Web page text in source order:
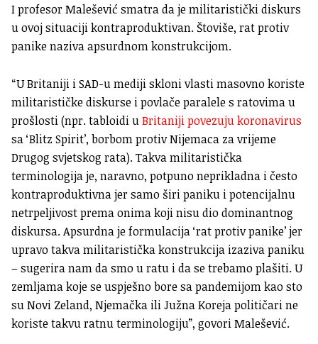
I profesor Malešević smatra da je militaristički diskurs
u ovoj situaciji kontraproduktivan. Štoviše, rat protiv
panike naziva apsurdnom konstrukcijom.
“U Britaniji i SAD-u mediji skloni vlasti masovno koriste
militarističke diskurse i povlače paralele s ratovima u
prošlosti (npr. tabloidi uBritaniji povezuju koronavirus
sa ‘Blitz Spirit’, borbom protiv Nijemaca za vrijeme
Drugog svjetskog rata). Takva militaristička
terminologija je, naravno, potpuno neprikladna i često
kontraproduktivna jer samo širi paniku i potencijalnu
netrpeljivost prema onima koji nisu dio dominantnog
diskursa. Apsurdna je formulacija ‘rat protiv panike’ jer
upravo takva militaristička konstrukcija izaziva paniku
– sugerira nam da smo u ratu i da se trebamo plašiti. U
zemljama koje se uspješno bore sa pandemijom kao sto
su Novi Zeland, Njemačka ili Južna Koreja političari ne
koriste takvu ratnu terminologiju”, govori Malešević.